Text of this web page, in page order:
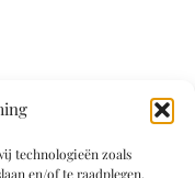
technologieën zoals
en/of te raadplegen.